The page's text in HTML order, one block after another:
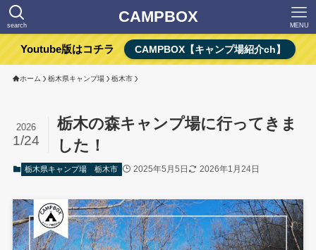
CAMPBOX
search MENU
Youtube版はコチラ CAMPBOX【キャンプ場紹介ch】
ホーム 栃木県キャンプ場 栃木市
栃木の森キャンプ場に行ってきま
した！
2026
1/24
栃木県キャンプ場 栃木市 2025年5月5日 2026年1月24日